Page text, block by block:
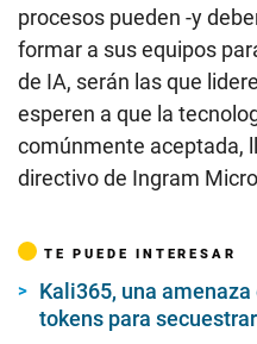
procesos pueden -y
formar a sus equipos
de IA, serán las que
esperen a que la
comúnmente aceptada,
directivo de Ingram
TE PUEDE INTERESAR
Kali365, una
tokens para